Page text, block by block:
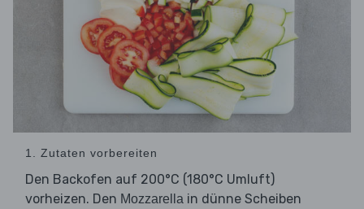
1. Zutaten vorbereiten
Den Backofen auf 200°C (180°C Umluft)
vorheizen. Den Mozzarella in dünne Scheiben